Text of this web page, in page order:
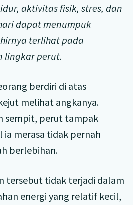
aktivitas fisik, stres, dan
dapat menumpuk
terlihat pada
lingkar perut.
berdiri di atas
melihat angkanya.
sempit, perut tampak
ia merasa tidak pernah
berlebihan.
tersebut tidak terjadi dalam
energi yang relatif kecil,